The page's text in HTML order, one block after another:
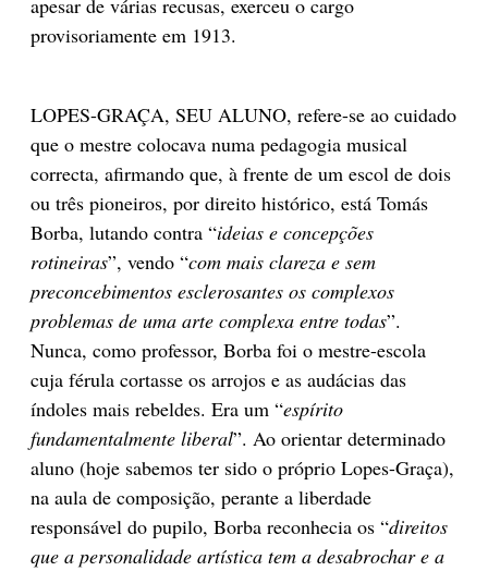
provisoriamente em 1913.
LOPES-GRAÇA, SEU ALUNO, refere-se ao cuidado
que o mestre colocava numa pedagogia musical
correcta, afirmando que, à frente de um escol de dois
ou três pioneiros, por direito histórico, está Tomás
Borba, lutando contra “ideias e concepções
rotineiras”, vendo “com mais clareza e sem
preconcebimentos esclerosantes os complexos
problemas de uma arte complexa entre todas”.
Nunca, como professor, Borba foi o mestre-escola
cuja férula cortasse os arrojos e as audácias das
índoles mais rebeldes. Era um “espírito
fundamentalmente liberal”. Ao orientar determinado
aluno (hoje sabemos ter sido o próprio Lopes-Graça),
na aula de composição, perante a liberdade
responsável do pupilo, Borba reconhecia os “direitos
que a personalidade artística tem a desabrochar e a